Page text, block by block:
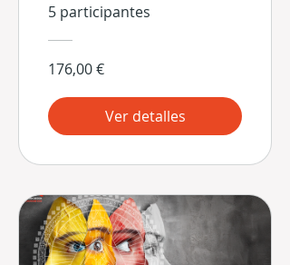
5 participantes
176,00 €
Ver detalles